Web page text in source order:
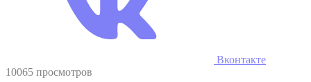
Вконтакте
10065 просмотров